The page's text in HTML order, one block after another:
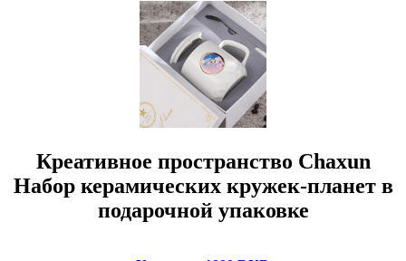
Креативное пространство Chaxun
Набор керамических кружек-планет в
подарочной упаковке